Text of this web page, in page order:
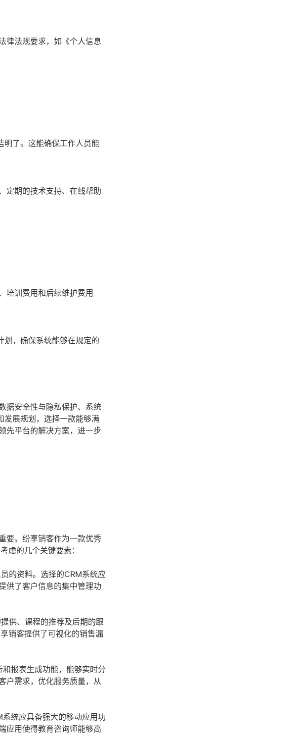
律法规要求，如《个人信息
明了。这能确保工作人员能
定期的技术支持、在线帮助
培训费用和后续维护费用
划，确保系统能够在规定的
据安全性与隐私保护、系统
发展规划，选择一款能够满
先平台的解决方案，进一步
要。纷享销客作为一款优秀
虑的几个关键要素：
的资料。选择的CRM系统应
供了客户信息的集中管理功
供、课程的推荐及后期的跟
销客提供了可视化的销售漏
报表生成功能，能够实时分
户需求，优化服务质量，从
统应具备强大的移动应用功
应用使得教育咨询师能够高